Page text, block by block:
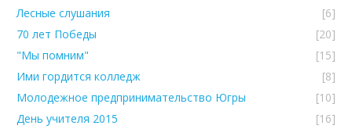
Лесные слушания
[6]
70 лет Победы
[20]
"Мы помним"
[15]
Ими гордится колледж
[8]
Молодежное предпринимательство Югры
[10]
День учителя 2015
[16]